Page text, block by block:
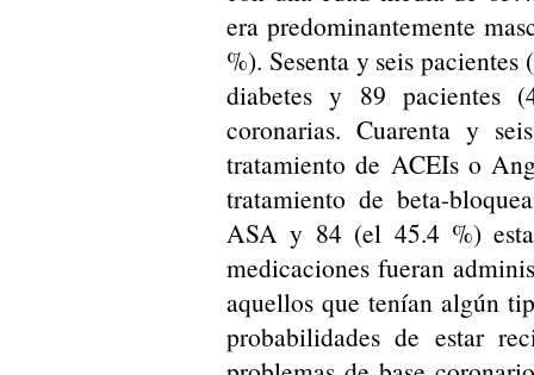
era predominantemente
%). Sesenta y seis
diabetes y 89 pacientes
coronarias. Cuarenta y
tratamiento de ACEIs o
tratamiento de beta-
ASA y 84 (el 45.4 %)
medicaciones fueran
aquellos que tenían algún
probabilidades de estar